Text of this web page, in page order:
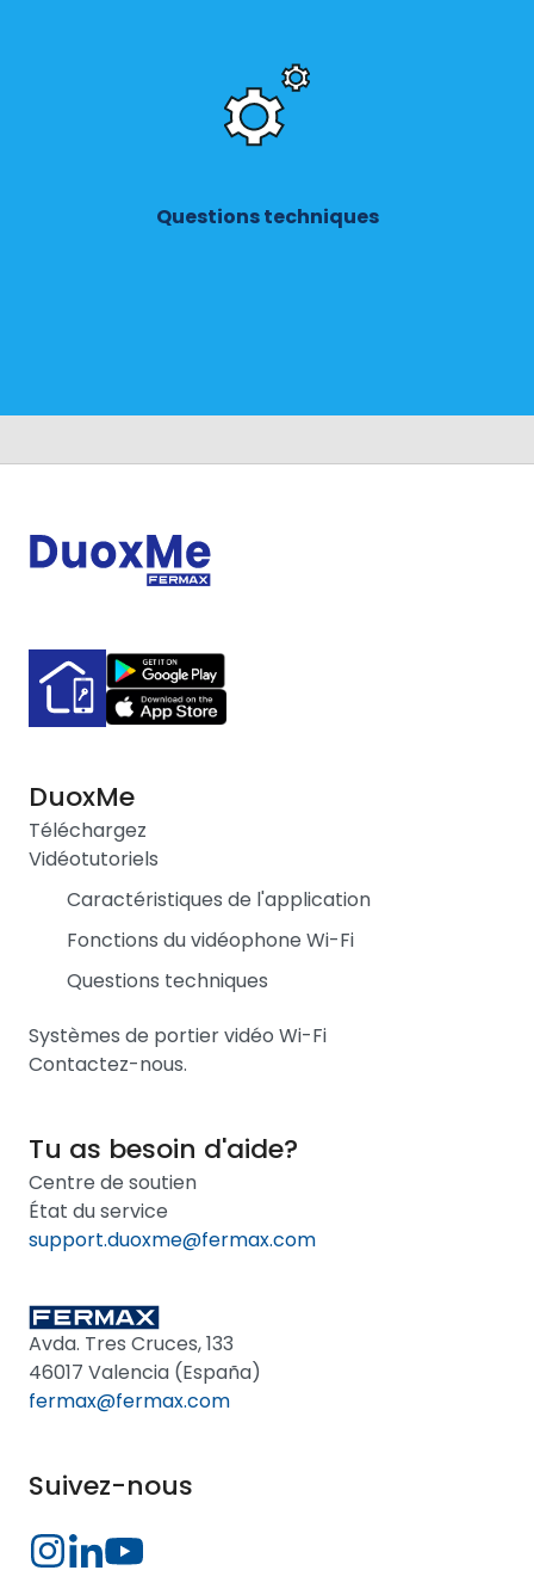
Questions techniques
DuoxMe
Téléchargez
Vidéotutoriels
Caractéristiques de l'application
Fonctions du vidéophone Wi-Fi
Questions techniques
Systèmes de portier vidéo Wi-Fi
Contactez-nous.
Tu as besoin d'aide?
Centre de soutien
État du service
support.duoxme@fermax.com
Avda. Tres Cruces, 133
46017 Valencia (España)
fermax@fermax.com
Suivez-nous